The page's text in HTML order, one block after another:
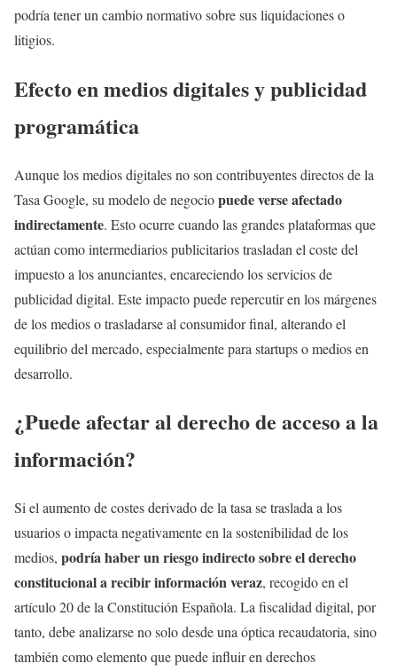
podría tener un cambio normativo sobre sus liquidaciones o
litigios.
Efecto en medios digitales y publicidad
programática
Aunque los medios digitales no son contribuyentes directos de la
Tasa Google, su modelo de negociopuede verse afectado
indirectamente. Esto ocurre cuando las grandes plataformas que
actúan como intermediarios publicitarios trasladan el coste del
impuesto a los anunciantes, encareciendo los servicios de
publicidad digital. Este impacto puede repercutir en los márgenes
de los medios o trasladarse al consumidor final, alterando el
equilibrio del mercado, especialmente para startups o medios en
desarrollo.
¿Puede afectar al derecho de acceso a la
información?
Si el aumento de costes derivado de la tasa se traslada a los
usuarios o impacta negativamente en la sostenibilidad de los
medios, podría haber un riesgo indirecto sobre el derecho
constitucional a recibir información veraz, recogido en el
artículo 20 de la Constitución Española. La fiscalidad digital, por
tanto, debe analizarse no solo desde una óptica recaudatoria, sino
también como elemento que puede influir en derechos